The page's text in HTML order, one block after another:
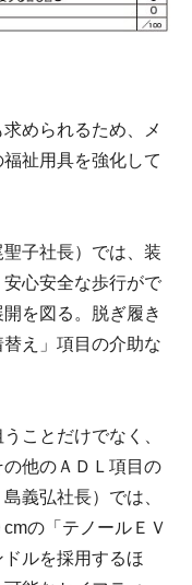
められるため、メ
祉用具を強化して
子社長）では、装
心安全な歩行がで
を図る。脱ぎ履き
え」項目の介助な
ことだけでなく、
他のＡＤＬ項目の
義弘社長）では、
の「テノールＥＶ
ルを採用するほ